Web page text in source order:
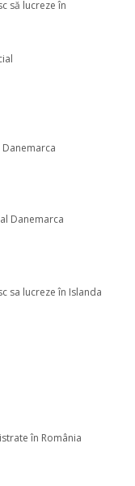
să lucreze în
Danemarca
sa lucreze în Islanda
în România